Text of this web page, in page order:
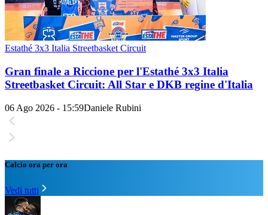
Estathé 3x3 Italia Streetbasket Circuit
Gran finale a Riccione per l'Estathé 3x3 Italia
Streetbasket Circuit: All Star e DKB regine d'Italia
06 Ago 2026 - 15:59Daniele Rubini
Calcio ora per ora
Vedi tutti